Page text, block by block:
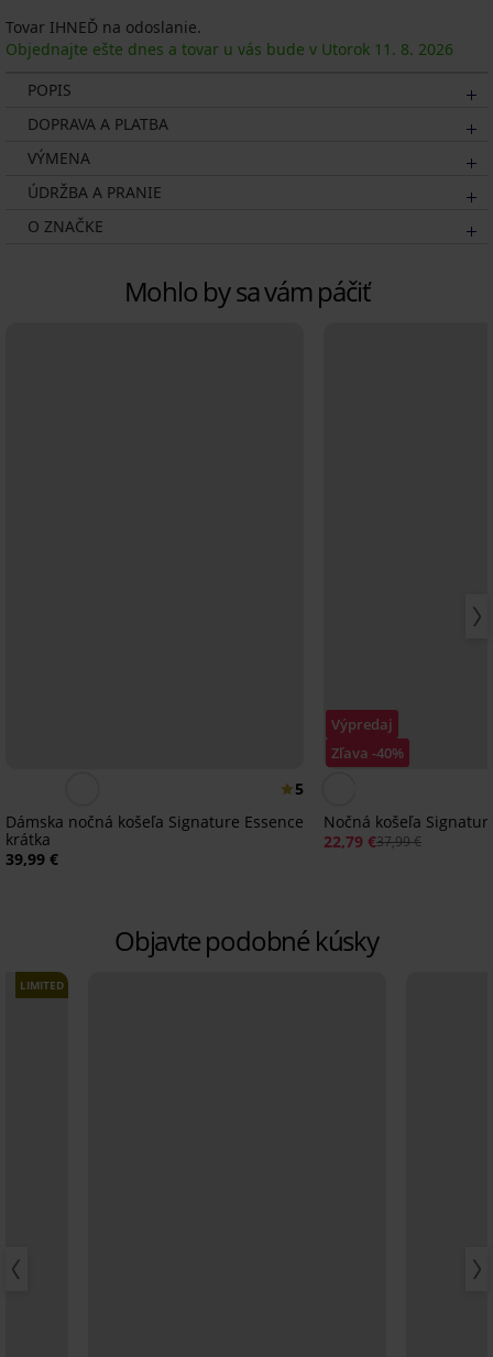
Tovar IHNEĎ na odoslanie.
Objednajte ešte dnes a tovar u vás bude v Utorok 11. 8. 2026
POPIS
DOPRAVA A PLATBA
VÝMENA
ÚDRŽBA A PRANIE
O ZNAČKE
Mohlo by sa vám páčiť
5
Dámska nočná košeľa Signature Essence
krátka
39,99 €
Výpredaj
Zľava -40%
Nočná košeľa
22,79 €37,99 €
Objavte podobné kúsky
LIMITED